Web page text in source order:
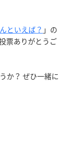
といえば？ 」の
票ありがとうご
か？ ぜひ一緒に